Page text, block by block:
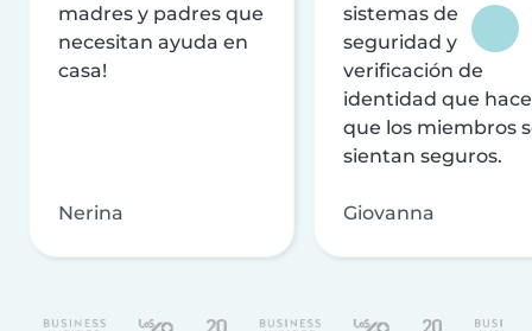
madres y padres que
necesitan ayuda en
casa!
Nerina
sistemas de
seguridad y
verificación de
identidad que
que los miembros
sientan seguros.
Giovanna